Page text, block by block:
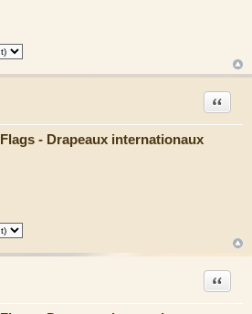
- Drapeaux internationaux
Citation
Citation